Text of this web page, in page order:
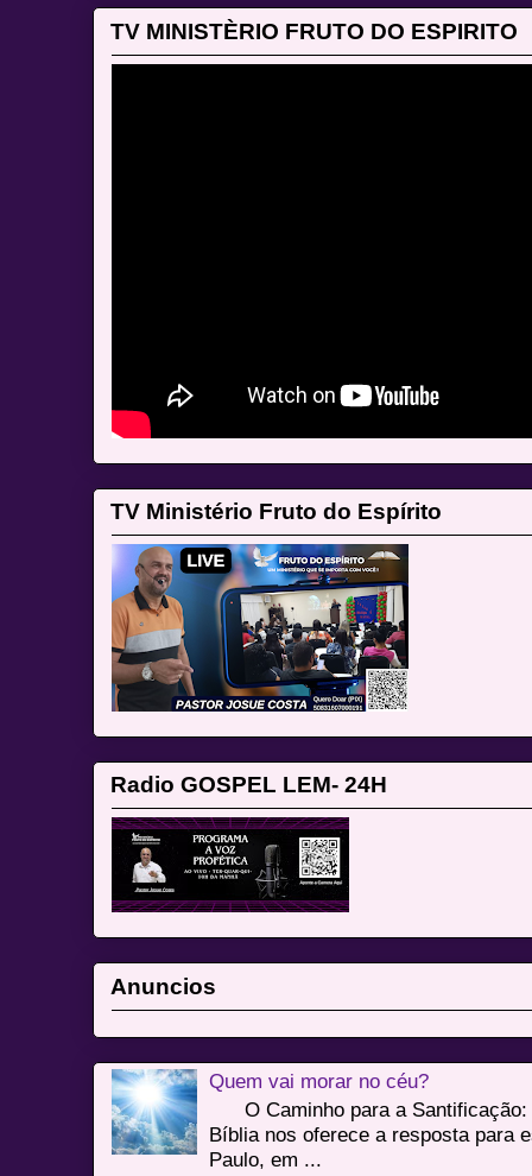
TV MINISTÈRIO FRUTO DO ESPIRITO
TV Ministério Fruto do Espírito
Radio GOSPEL LEM- 24H
Anuncios
Quem vai morar no céu?
O Caminho para a Santificação:
Bíblia nos oferece a resposta para
Paulo, em ...